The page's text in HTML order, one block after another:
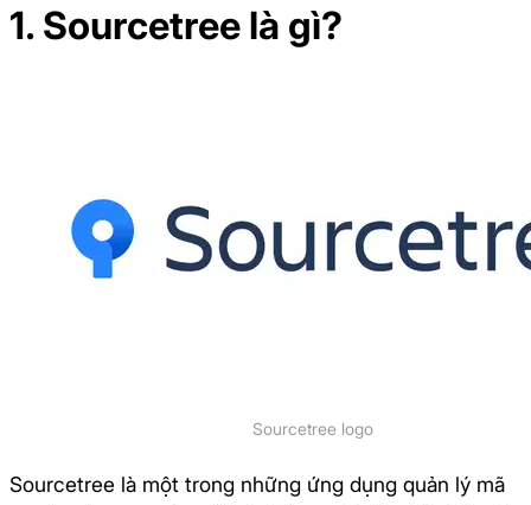
1. Sourcetree là gì?
Sourcetree logo
Sourcetree là một trong những ứng dụng quản lý mã